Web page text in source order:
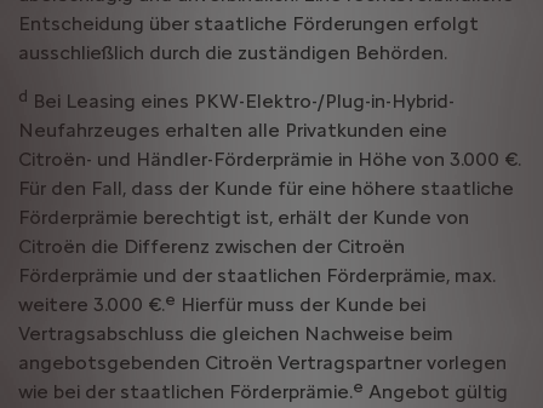
Entscheidung über staatliche Förderungen erfolgt
ausschließlich durch die zuständigen Behörden.
d Bei Leasing eines PKW-Elektro-/Plug-in-Hybrid-
Neufahrzeuges erhalten alle Privatkunden eine
Citroën- und Händler-Förderprämie in Höhe von 3.000 €.
Für den Fall, dass der Kunde für eine höhere staatliche
Förderprämie berechtigt ist, erhält der Kunde von
Citroën die Differenz zwischen der Citroën
Förderprämie und der staatlichen Förderprämie, max.
weitere 3.000 €.e Hierfür muss der Kunde bei
Vertragsabschluss die gleichen Nachweise beim
angebotsgebenden Citroën Vertragspartner vorlegen
wie bei der staatlichen Förderprämie.e Angebot gültig